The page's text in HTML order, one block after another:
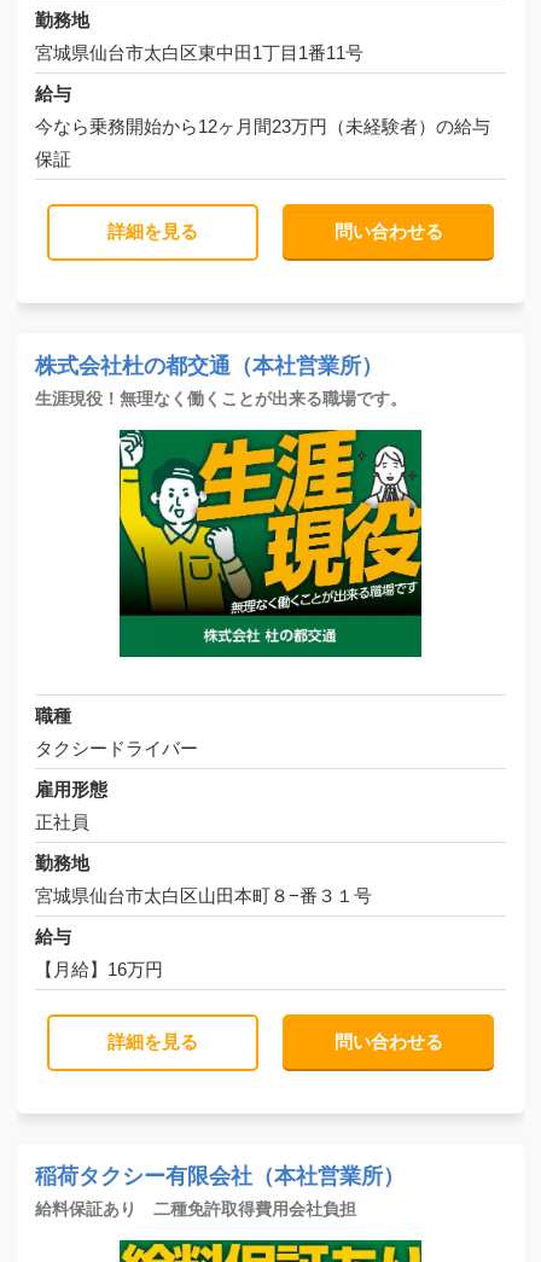
勤務地
宮城県仙台市太白区東中田1丁目1番11号
給与
今なら乗務開始から12ヶ月間23万円（未経験者）の給与
保証
詳細を見る 問い合わせる
株式会社杜の都交通（本社営業所）
生涯現役！無理なく働くことが出来る職場です。
職種
タクシードライバー
雇用形態
正社員
勤務地
宮城県仙台市太白区山田本町８−番３１号
給与
【月給】16万円
詳細を見る 問い合わせる
稲荷タクシー有限会社（本社営業所）
給料保証あり 二種免許取得費用会社負担